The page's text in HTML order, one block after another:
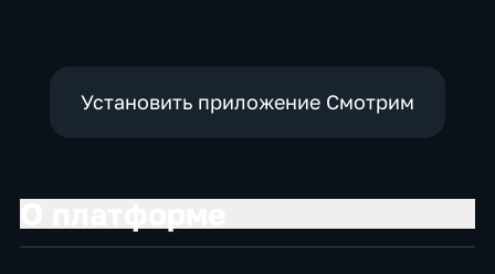
Установить приложение Смотрим